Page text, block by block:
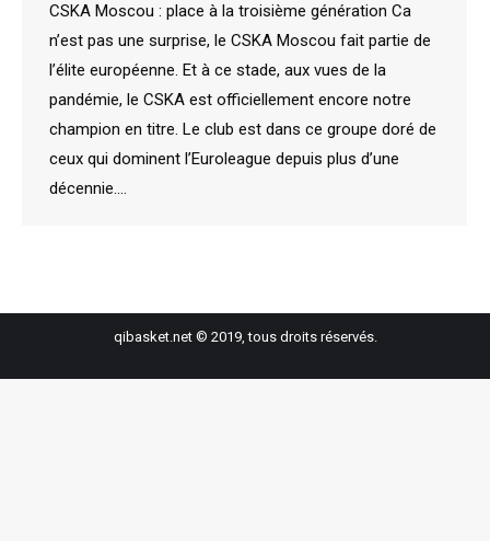
CSKA Moscou : place à la troisième génération Ca
n’est pas une surprise, le CSKA Moscou fait partie de
l’élite européenne. Et à ce stade, aux vues de la
pandémie, le CSKA est officiellement encore notre
champion en titre. Le club est dans ce groupe doré de
ceux qui dominent l’Euroleague depuis plus d’une
décennie.…
qibasket.net © 2019, tous droits réservés.